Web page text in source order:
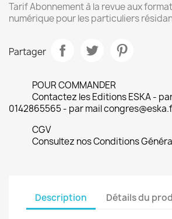
Tarif Abonnement à la revue aux
numérique pour les particuliers
Partager
POUR COMMANDER
Contactez les Editions ESKA -
0142865565 - par mail
CGV
Consultez nos Conditions
Description Détails du